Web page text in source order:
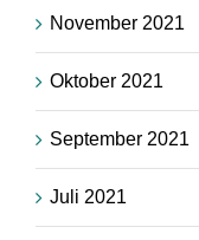
November 2021
Oktober 2021
September 2021
Juli 2021